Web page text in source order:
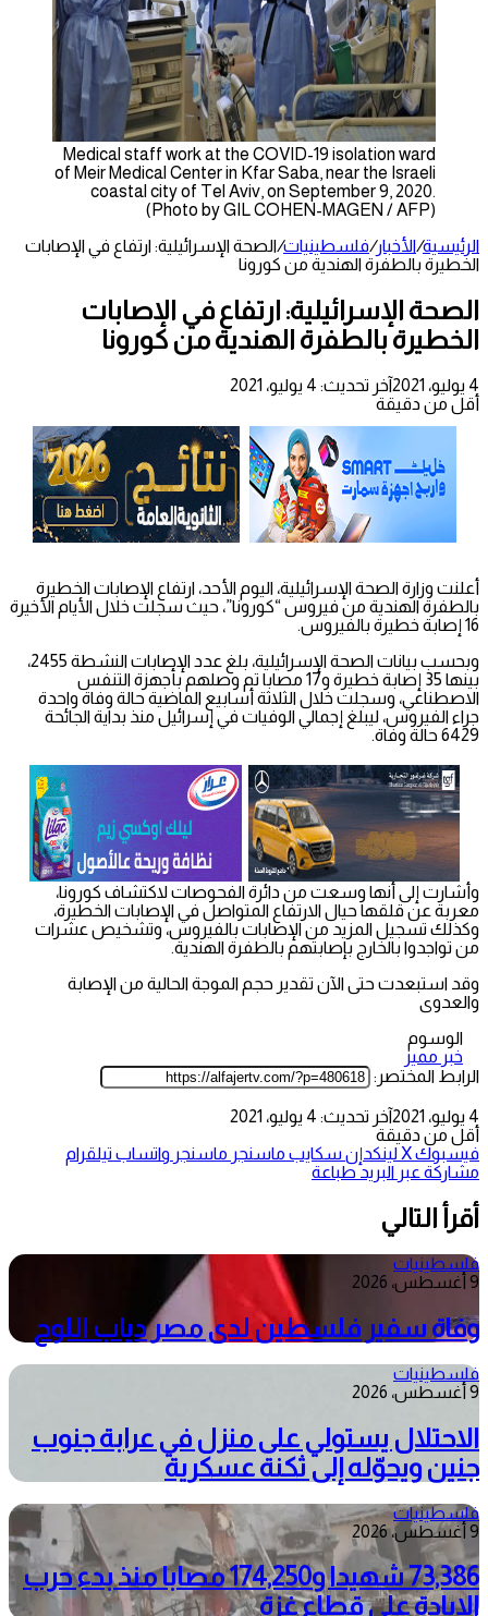
Medical staff work at the COVID-19 isolation ward
of Meir Medical Center in Kfar Saba, near the Israeli
coastal city of Tel Aviv, on September 9, 2020.
(Photo by GIL COHEN-MAGEN / AFP)
الرئيسية/الأخبار/فلسطينيات/الصحة الإسرائيلية: ارتفاع في الإصابات
الخطيرة بالطفرة الهندية من كورونا
الصحة الإسرائيلية: ارتفاع في الإصابات
الخطيرة بالطفرة الهندية من كورونا
4 يوليو، 2021
آخر تحديث: 4 يوليو، 2021
أقل من دقيقة
أعلنت وزارة الصحة الإسرائيلية، اليوم الأحد، ارتفاع الإصابات الخطيرة
بالطفرة الهندية من فيروس “كورونا”، حيث سجلت خلال الأيام الأخيرة
16 إصابة خطيرة بالفيروس.
وبحسب بيانات الصحة الإسرائيلية، بلغ عدد الإصابات النشطة 2455،
بينها 35 إصابة خطيرة و17 مصابا تم وصلهم بأجهزة التنفس
الاصطناعي، وسجلت خلال الثلاثة أسابيع الماضية حالة وفاة واحدة
جراء الفيروس، ليبلغ إجمالي الوفيات في إسرائيل منذ بداية الجائحة
6429 حالة وفاة.
وأشارت إلى أنها وسعت من دائرة الفحوصات لاكتشاف كورونا،
معربة عن قلقها حيال الارتفاع المتواصل في الإصابات الخطيرة،
وكذلك تسجيل المزيد من الإصابات بالفيروس، وتشخيص عشرات
من تواجدوا بالخارج بإصابتهم بالطفرة الهندية.
وقد استبعدت حتى الآن تقدير حجم الموجة الحالية من الإصابة
والعدوى
الوسوم
خبر مميز
الرابط المختصر:
4 يوليو، 2021
آخر تحديث: 4 يوليو، 2021
أقل من دقيقة
فيسبوك‫Xلينكدإن سكايب ماسنجر ماسنجر واتساب تيلقرام
مشاركة عبر البريد طباعة
أقرأ التالي
فلسطينيات
9 أغسطس، 2026
وفاة سفير فلسطين لدى مصر دياب اللوح
فلسطينيات
9 أغسطس، 2026
الاحتلال يستولي على منزل في عرابة جنوب
جنين ويحوّله إلى ثكنة عسكرية
فلسطينيات
9 أغسطس، 2026
73,386 شهيدا و174,250 مصابا منذ بدء حرب
الإبادة على قطاع غزة